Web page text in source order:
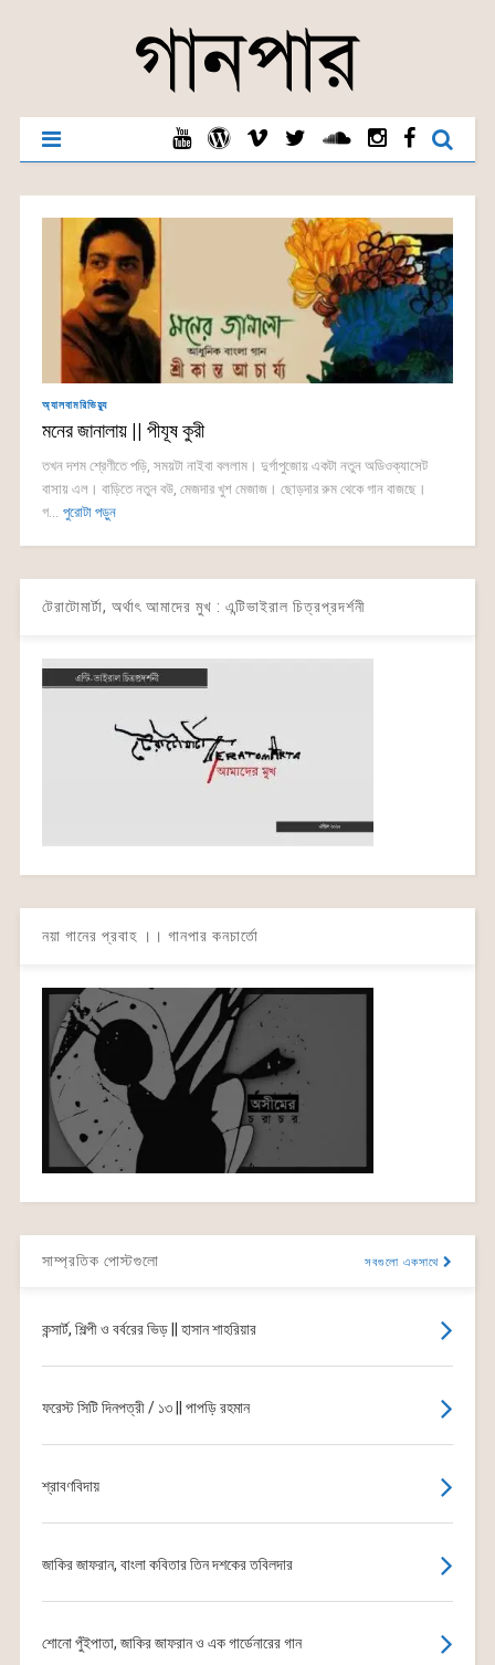
অ্যালবামরিভিয়্যু
মনের জানালায় || পীযূষ কুরী
তখন দশম শ্রেণীতে পড়ি, সময়টা নাইবা বললাম। দুর্গাপুজোয় একটা নতুন অডিওক্যাসেট
বাসায় এল। বাড়িতে নতুন বউ, মেজদার খুশ মেজাজ। ছোড়দার রুম থেকে গান বাজছে।
গ... পুরোটা পড়ুন
টেরাটোমার্টা, অর্থাৎ আমাদের মুখ : এন্টিভাইরাল চিত্রপ্রদর্শনী
নয়া গানের প্রবাহ ।। গানপার কনচার্তো
সাম্প্রতিক পোস্টগুলো সবগুলো একসাথে
কন্সার্ট, শিল্পী ও বর্বরের ভিড় || হাসান শাহরিয়ার
ফরেস্ট সিটি দিনপত্রী / ১৩ || পাপড়ি রহমান
শ্রাবণবিদায়
জাকির জাফরান, বাংলা কবিতার তিন দশকের তবিলদার
শোনো পুঁইপাতা, জাকির জাফরান ও এক গার্ডেনারের গান